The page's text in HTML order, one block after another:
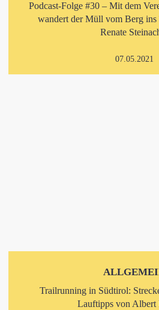
Podcast-Folge #30 – Mit dem
wandert der Müll vom Berg
Renate
07.05.2021
Trailrunning in Südtirol:
Lauftipps von Albert